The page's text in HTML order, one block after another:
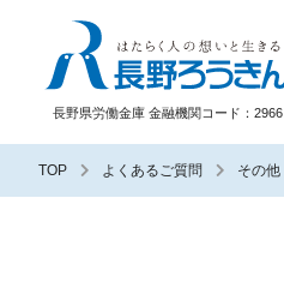
長野県労働金庫 金融機関コード：2966
TOP よくあるご質問 その他